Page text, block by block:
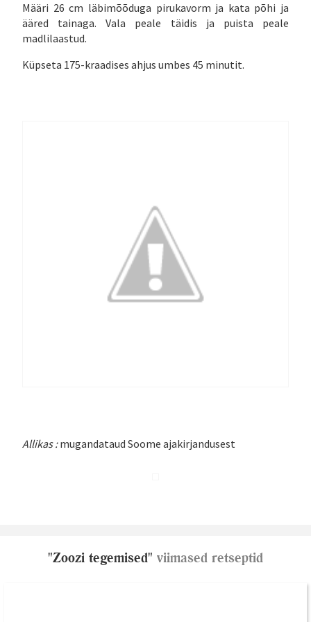
Määri 26 cm läbimõõduga pirukavorm ja kata põhi ja
ääred tainaga. Vala peale täidis ja puista peale
madlilaastud.
Küpseta 175-kraadises ahjus umbes 45 minutit.
Allikas :mugandataud Soome ajakirjandusest
"Zoozi tegemised" viimased retseptid